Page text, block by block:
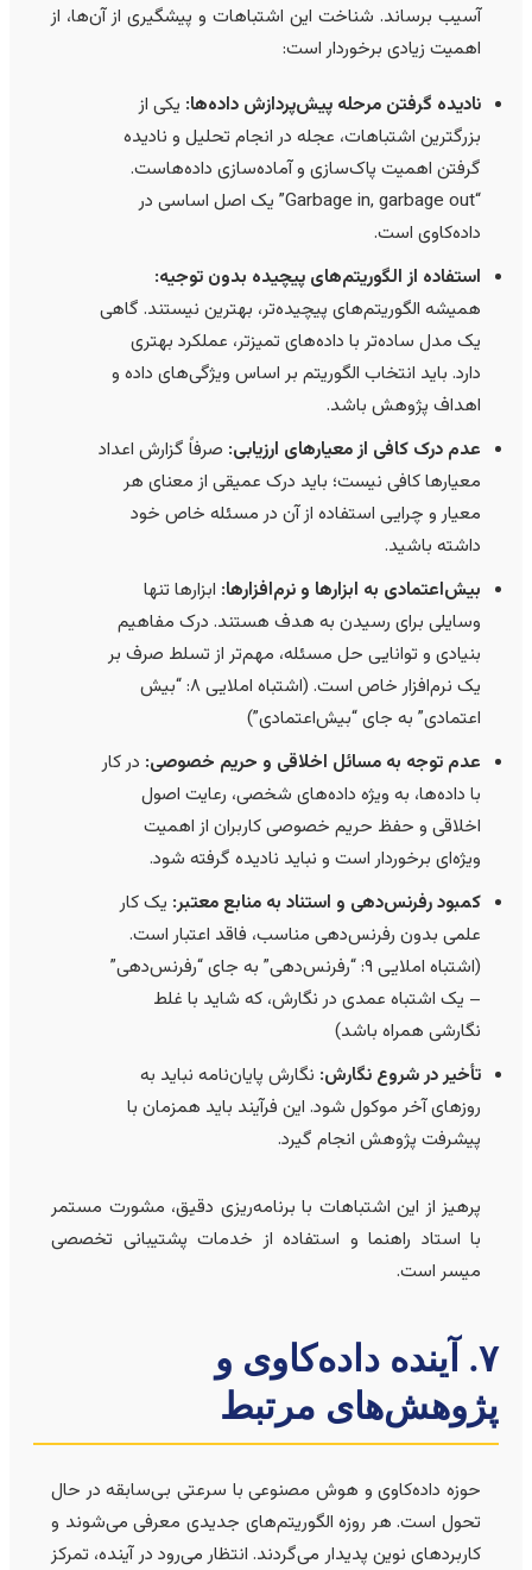
آسیب برساند. شناخت این اشتباهات و پیشگیری از آن‌ها، از
اهمیت زیادی برخوردار است:
نادیده گرفتن مرحله پیش‌پردازش داده‌ها:یکی از
بزرگترین اشتباهات، عجله در انجام تحلیل و نادیده
گرفتن اهمیت پاک‌سازی و آماده‌سازی داده‌هاست.
“Garbage in, garbage out” یک اصل اساسی در
داده‌کاوی است.
استفاده از الگوریتم‌های پیچیده بدون توجیه:
همیشه الگوریتم‌های پیچیده‌تر، بهترین نیستند. گاهی
یک مدل ساده‌تر با داده‌های تمیزتر، عملکرد بهتری
دارد. باید انتخاب الگوریتم بر اساس ویژگی‌های داده و
اهداف پژوهش باشد.
عدم درک کافی از معیارهای ارزیابی:صرفاً گزارش اعداد
معیارها کافی نیست؛ باید درک عمیقی از معنای هر
معیار و چرایی استفاده از آن در مسئله خاص خود
داشته باشید.
بیش‌اعتمادی به ابزارها و نرم‌افزارها:ابزارها تنها
وسایلی برای رسیدن به هدف هستند. درک مفاهیم
بنیادی و توانایی حل مسئله، مهم‌تر از تسلط صرف بر
یک نرم‌افزار خاص است. (اشتباه املایی ۸: “بیش
اعتمادی” به جای “بیش‌اعتمادی”)
عدم توجه به مسائل اخلاقی و حریم خصوصی:در کار
با داده‌ها، به ویژه داده‌های شخصی، رعایت اصول
اخلاقی و حفظ حریم خصوصی کاربران از اهمیت
ویژه‌ای برخوردار است و نباید نادیده گرفته شود.
کمبود رفرنس‌دهی و استناد به منابع معتبر:یک کار
علمی بدون رفرنس‌دهی مناسب، فاقد اعتبار است.
(اشتباه املایی ۹: “رفرنس‌دهی” به جای “رفرنس‌دهی”
– یک اشتباه عمدی در نگارش، که شاید با غلط
نگارشی همراه باشد)
تأخیر در شروع نگارش:نگارش پایان‌نامه نباید به
روزهای آخر موکول شود. این فرآیند باید همزمان با
پیشرفت پژوهش انجام گیرد.
پرهیز از این اشتباهات با برنامه‌ریزی دقیق، مشورت مستمر
با استاد راهنما و استفاده از خدمات پشتیبانی تخصصی
میسر است.
۷. آینده داده‌کاوی و
مرتبط
حوزه داده‌کاوی و هوش مصنوعی با سرعتی بی‌سابقه در حال
تحول است. هر روزه الگوریتم‌های جدیدی معرفی می‌شوند و
کاربردهای نوین پدیدار می‌گردند. انتظار می‌رود در آینده، تمرکز